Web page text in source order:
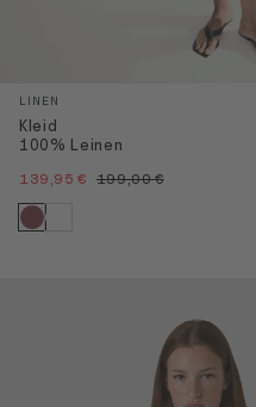
LINEN
Kleid
100% Leinen
139,95 € 199,00 €